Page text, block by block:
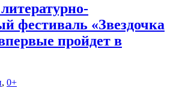
фестиваль «Звездочка
пройдет в
, 0+